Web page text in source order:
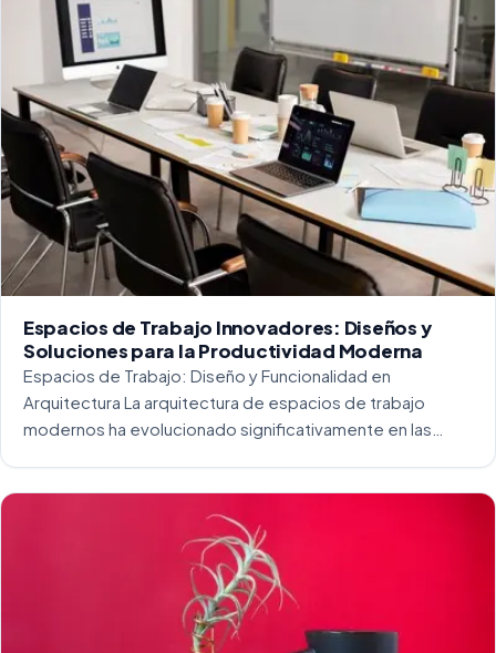
Espacios de Trabajo Innovadores: Diseños y
Soluciones para la Productividad Moderna
Espacios de Trabajo: Diseño y Funcionalidad en
Arquitectura La arquitectura de espacios de trabajo
modernos ha evolucionado significativamente en las